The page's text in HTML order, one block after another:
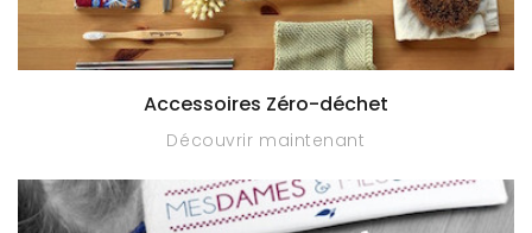
Accessoires Zéro-déchet
Découvrir maintenant